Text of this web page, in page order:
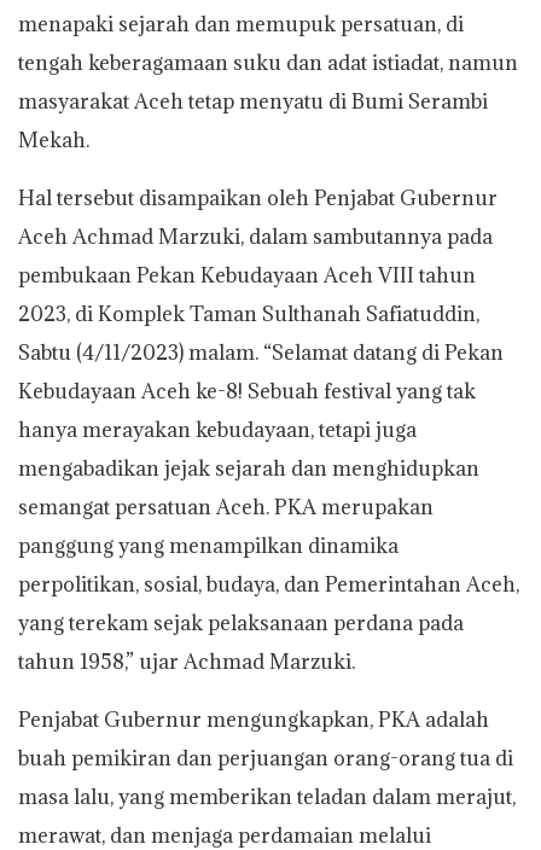
p
menapaki sejarah dan memupuk persatuan, di
tengah keberagamaan suku dan adat istiadat, namun
masyarakat Aceh tetap menyatu di Bumi Serambi
Mekah.
Hal tersebut disampaikan oleh Penjabat Gubernur
Aceh Achmad Marzuki, dalam sambutannya pada
pembukaan Pekan Kebudayaan Aceh VIII tahun
2023, di Komplek Taman Sulthanah Safiatuddin,
Sabtu (4/11/2023) malam. “Selamat datang di Pekan
Kebudayaan Aceh ke-8! Sebuah festival yang tak
hanya merayakan kebudayaan, tetapi juga
mengabadikan jejak sejarah dan menghidupkan
semangat persatuan Aceh. PKA merupakan
panggung yang menampilkan dinamika
perpolitikan, sosial, budaya, dan Pemerintahan Aceh,
yang terekam sejak pelaksanaan perdana pada
tahun 1958,” ujar Achmad Marzuki.
Penjabat Gubernur mengungkapkan, PKA adalah
buah pemikiran dan perjuangan orang-orang tua di
masa lalu, yang memberikan teladan dalam merajut,
merawat, dan menjaga perdamaian melalui